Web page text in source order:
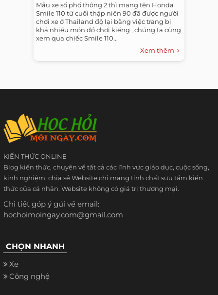
Mẫu xe số phổ thông 2 thì mang tên Honda
Smile 110 từ cuối thập niên 90 đã được người
chơi xe ở Thailand độ lại bằng việc trang bị
khá nhiều món đồ chơi kiểng , chúng ta cùng
xem qua chiếc Smile 110...
Xem thêm
KIẾN THỨC ONLINE
Blog kiến thức, chuyên về tất cả các lĩnh vực giáo dục, cuộc sống,
kinh nghiệm, chia sẻ Website chỉ mang tính chất sưu tầm kiến
thức của cá nhân. Website không có giá trị thương mại.
Chi tiết góp ý gửi về email:
hochoimoingay.com@gmail.com
CHỌN NHANH
Xe
Công nghệ